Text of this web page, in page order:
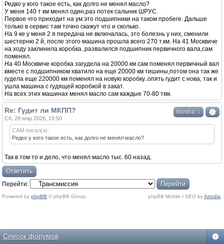
Редко у кого такое есть, как долго не менял масло?
У меня 140 т км менял один,раз потек сальник ШРУС.
Первое что приходит на ум это подшипники на таком пробеге. Дальше
только в сервис там точно скажут что и сколько.
На 9 ке у меня 2 я передача не включалась, это болезнь у них, сменили
шестерню 2 й, после этого машина прошла всего 270 т.км. На 41 Москвиче
на ходу заклинила коробка..развалился подшипник первичного вала,сам
поменял.
На 40 Москвиче коробка загудела на 20000 км сам поменял первичный вал
вместе с подшипником хватило на еще 20000 км тишины,потом она так же
гудела еще 220000 км поменял на новую коробку..опять гудит с нова, так и
ушла машина с гудящей коробкой в закат.
На всех этих машинах менял масло сам каждые 70-80 ткм.
krosha ↓
Re: Гудит ли МКПП?
Сб, 28 мар 2026, 19:50
САМ писал(а):
Редко у кого такое есть, как долго не менял масло?
Так в том то и дело, что менял масло тыс. 60 назад.
Ответить
Перейти:
Powered by phpBB © phpBB Group. phpBB Mobile / SEO byArtodia
Список форумов